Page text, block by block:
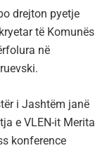
drejton pyetje
të Komunës
në
i Jashtëm janë
e VLEN-it Merita
konference